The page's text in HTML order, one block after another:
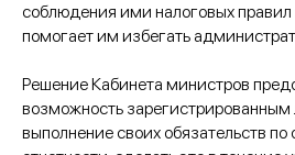
соблюдения ими налоговых правил
помогает им избегать
Решение Кабинета министров
возможность
выполнение своих обязательств